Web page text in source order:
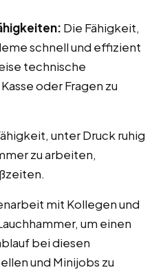
Die Fähigkeit,
schnell und effizient
technische
oder Fragen zu
unter Druck ruhig
zu arbeiten,
mit Kollegen und
um einen
bei diesen
und Minijobs zu